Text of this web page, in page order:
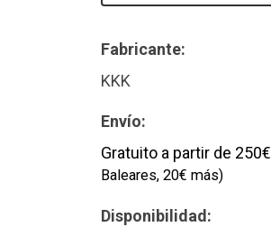
Fabricante:
KKK
Envío:
Gratuito a partir de 250€
Baleares, 20€ más)
Disponibilidad: